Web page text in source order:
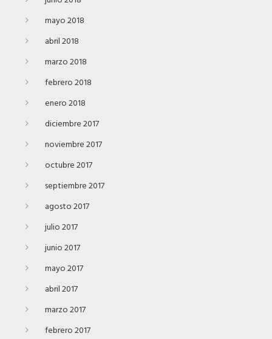
mayo 2018
abril 2018
marzo 2018
febrero 2018
enero 2018
diciembre 2017
noviembre 2017
octubre 2017
septiembre 2017
agosto 2017
julio 2017
junio 2017
mayo 2017
abril 2017
marzo 2017
febrero 2017